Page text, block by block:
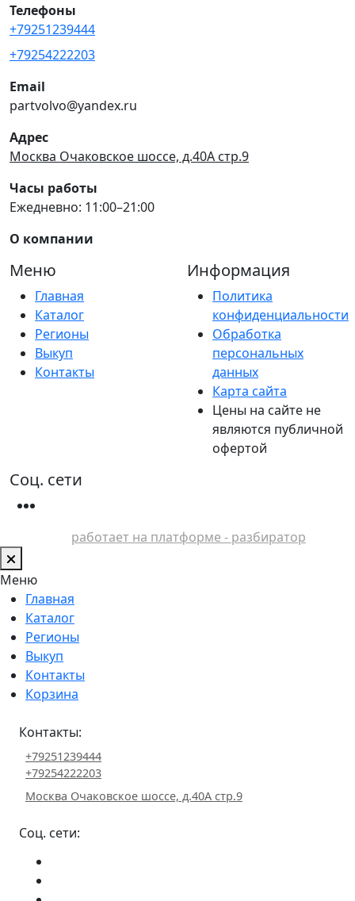
Телефоны
+79251239444
+79254222203
Email
partvolvo@yandex.ru
Адрес
Москва Очаковское шоссе, д.40А стр.9
Часы работы
Ежедневно: 11:00–21:00
О компании
Меню
Главная
Каталог
Регионы
Выкуп
Контакты
Информация
Политика
конфиденциальности
Обработка
персональных
данных
Карта сайта
Цены на сайте не
являются публичной
офертой
Соц. сети
работает на платформе - разбиратор
Меню
Главная
Каталог
Регионы
Выкуп
Контакты
Корзина
Контакты:
+79251239444
+79254222203
Москва Очаковское шоссе, д.40А стр.9
Соц. сети: